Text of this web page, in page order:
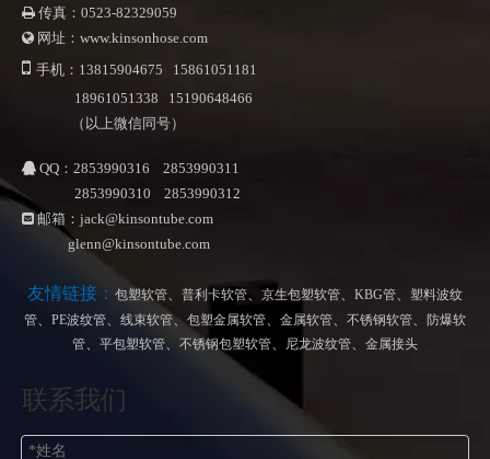
 传真：0523-82329059
 网址：www.kinsonhose.com
 手机：13815904675 15861051181
18961051338 15190648466
（以上微信同号）
 QQ：2853990316 2853990311
2853990310 2853990312
 邮箱： jack@kinsontube.com
glenn@kinsontube.com
友情链接： 包塑软管、 普利卡软管、 京生包塑软管、 KBG管、 塑料波纹
管、 PE波纹管、 线束软管、 包塑金属软管、 金属软管、 不锈钢软管、
防爆软
管、 平包塑软管、 不锈钢包塑软管、 尼龙波纹管、 金属接头
联系我们